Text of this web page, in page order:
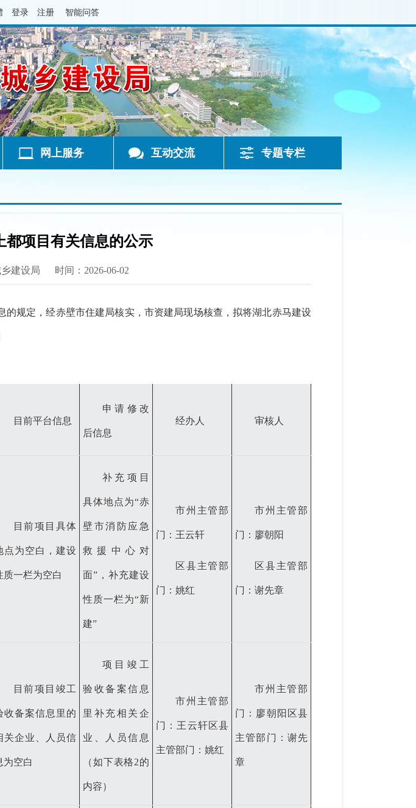
登录 注册 智能问答
网上服务 互动交流 专题专栏
都项目有关信息的公示
建设局 时间：2026-06-02
规定，经赤壁市住建局核实，市资建局现场核查，拟将湖北赤马建设
目前平台信息
申请修改
后信息
经办人 审核人
目前项目具体
点为空白，建设
质一栏为空白
补充项目
具体地点为“赤
壁市消防应急
救援中心对
面”，补充建设
性质一栏为“新
建”
市州主管部
门：王云轩
区县主管部
门：姚红
市州主管部
门：廖朝阳
区县主管部
门：谢先章
目前项目竣工
收备案信息里的
关企业、人员信
为空白
项目竣工
验收备案信息
里补充相关企
业、人员信息
（如下表格2的
内容）
市州主管部
门：王云轩区县
主管部门：姚红
市州主管部
门：廖朝阳区县
主管部门：谢先
章